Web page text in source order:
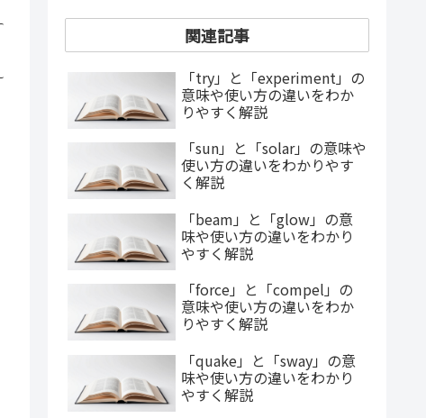
関連記事
「try」と「experiment」の
意味や使い方の違いをわか
りやすく解説
「sun」と「solar」の意味や
使い方の違いをわかりやす
く解説
「beam」と「glow」の意
味や使い方の違いをわかり
やすく解説
「force」と「compel」の
意味や使い方の違いをわか
りやすく解説
「quake」と「sway」の意
味や使い方の違いをわかり
やすく解説